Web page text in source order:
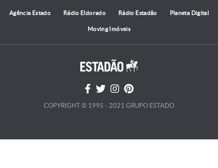
Agência Estado Rádio Eldorado Rádio Estadão Planeta Digital
Moving Imóveis
COPYRIGHT © 1995 - 2021 GRUPO ESTADO